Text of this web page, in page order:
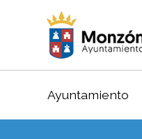
Ayuntamiento